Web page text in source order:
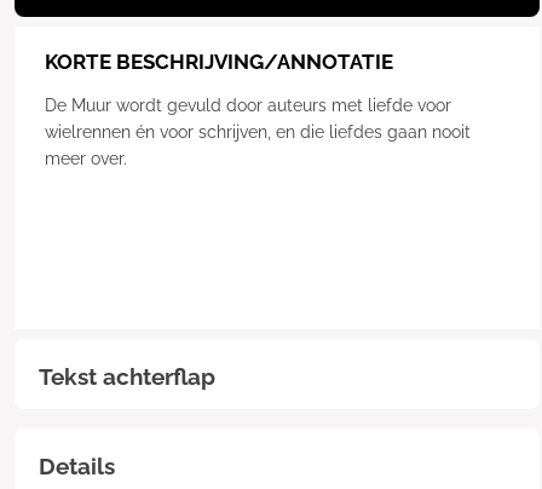
KORTE BESCHRIJVING/ANNOTATIE
De Muur wordt gevuld door auteurs met liefde voor
wielrennen én voor schrijven, en die liefdes gaan nooit
meer over.
Tekst achterflap
Details